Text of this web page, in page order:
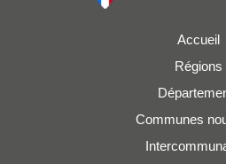
Accueil
Régions
Communes